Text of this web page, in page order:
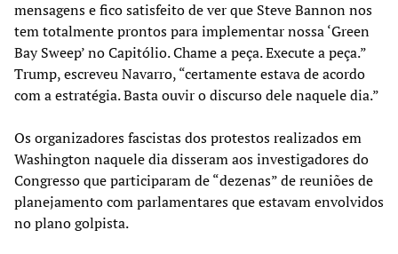
mensagens e fico satisfeito de ver que Steve Bannon nos
tem totalmente prontos para implementar nossa ‘Green
Bay Sweep’ no Capitólio. Chame a peça. Execute a peça.”
Trump, escreveu Navarro, “certamente estava de acordo
com a estratégia. Basta ouvir o discurso dele naquele dia.”
Os organizadores fascistas dos protestos realizados em
Washington naquele dia disseram aos investigadores do
Congresso que participaram de “dezenas” de reuniões de
planejamento com parlamentares que estavam envolvidos
no plano golpista.